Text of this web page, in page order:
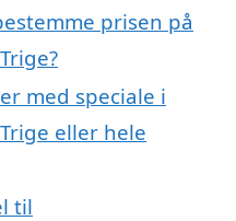
prisen på
med speciale i
eller hele
til